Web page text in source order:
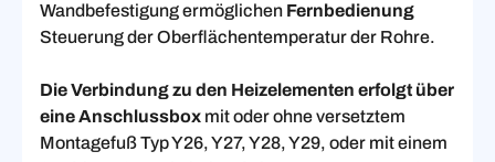
Wandbefestigung ermöglichen Fernbedienung
Steuerung der Oberflächentemperatur der Rohre.
Die Verbindung zu den Heizelementen erfolgt über
eine Anschlussbox mit oder ohne versetztem
Montagefuß Typ Y26, Y27, Y28, Y29, oder mit einem